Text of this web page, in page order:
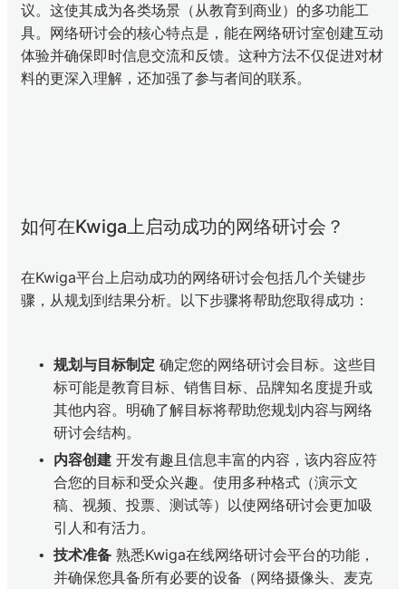
议。这使其成为各类场景（从教育到商业）的多功能工
具。网络研讨会的核心特点是，能在网络研讨室创建互动
体验并确保即时信息交流和反馈。这种方法不仅促进对材
料的更深入理解，还加强了参与者间的联系。
如何在Kwiga上启动成功的网络研讨会？
在Kwiga平台上启动成功的网络研讨会包括几个关键步
骤，从规划到结果分析。以下步骤将帮助您取得成功：
规划与目标制定 确定您的网络研讨会目标。这些目
标可能是教育目标、销售目标、品牌知名度提升或
其他内容。明确了解目标将帮助您规划内容与网络
研讨会结构。
内容创建 开发有趣且信息丰富的内容，该内容应符
合您的目标和受众兴趣。使用多种格式（演示文
稿、视频、投票、测试等）以使网络研讨会更加吸
引人和有活力。
技术准备 熟悉Kwiga在线网络研讨会平台的功能，
并确保您具备所有必要的设备（网络摄像头、麦克